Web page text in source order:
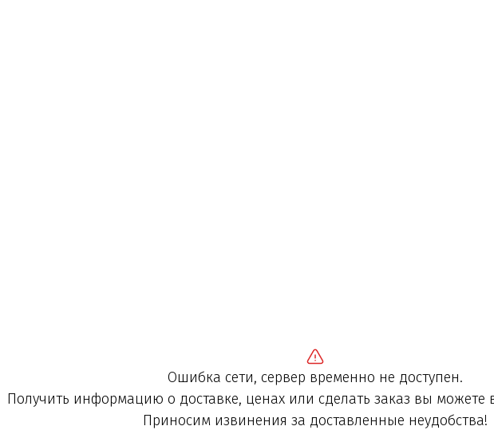
Ошибка сети, сервер временно не доступен.
Получить информацию о доставке, ценах или сделать заказ вы можете
Приносим извинения за доставленные неудобства!